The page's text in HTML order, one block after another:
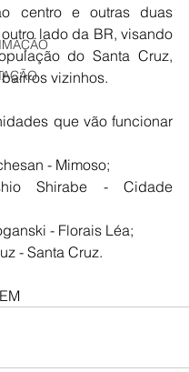
centro e outras duas
lado da BR, visando
do Santa Cruz,
vizinhos.
que vão funcionar
- Mimoso;
Shirabe - Cidade
- Florais Léa;
- Santa Cruz.